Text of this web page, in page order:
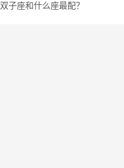
双子座和什么座最配？